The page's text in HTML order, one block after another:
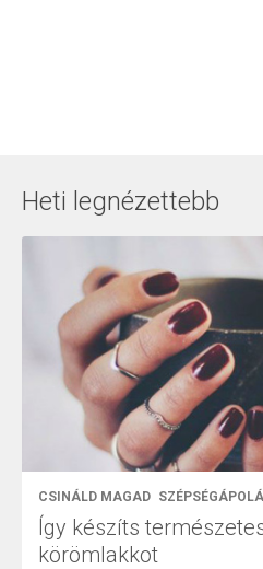
Heti legnézettebb
CSINÁLD MAGAD
Így készíts
körömlakkot